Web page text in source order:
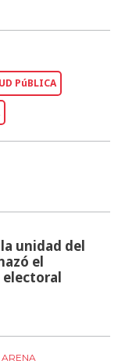
PúBLICA
unidad del
el
ARENA